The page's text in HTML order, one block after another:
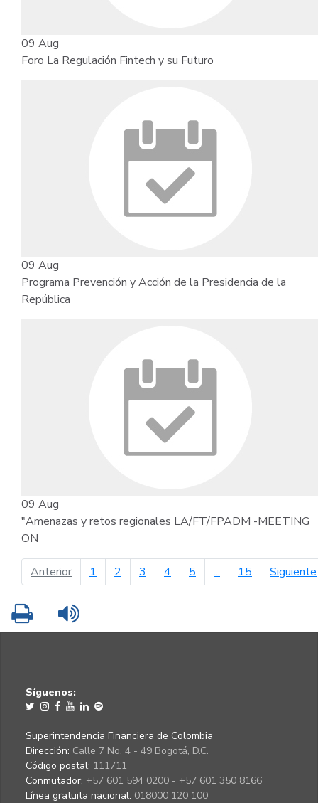
09 Aug
Foro La Regulación Fintech y su Futuro
09 Aug
Programa Prevención y Acción de la Presidencia de la
República
09 Aug
"Amenazas y retos regionales LA/FT/FPADM -MEETING
ON
Anteriorpágina anterior
1 2 3 4 5 ... 15 Siguiente
Imprimir
Síguenos:
Superintendencia Financiera de Colombia
Dirección: Calle 7 No. 4 - 49 Bogotá, D.C.
Código postal: 111711
Conmutador: +57 601 594 0200 - +57 601 350 8166
Línea gratuita nacional: 018000 120 100